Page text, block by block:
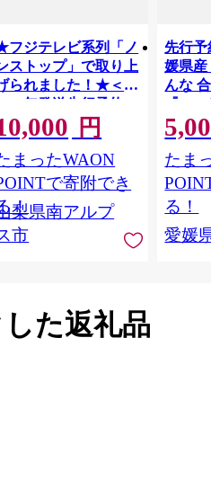
フジテレビ系列「ノ
ストップ」で取り上
られました！★＜
2026年発送先行予約＞
アルプス市産シャイ
マスカット1.2kg以
（2～3房） クール
発送 ALPAG007
円
まったWAON
で寄附でき
！
梨県南アルプ
市
先行予
媛県産
んな
『
出荷
ご自宅
マド
あり
ツ 高
産地直
レンジ
たま
る！
愛媛
た返礼品